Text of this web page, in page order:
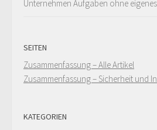
Unternehmen Aufgaben ohne eigenes
SEITEN
Zusammenfassung – Alle Artikel
Zusammenfassung – Sicherheit und
KATEGORIEN